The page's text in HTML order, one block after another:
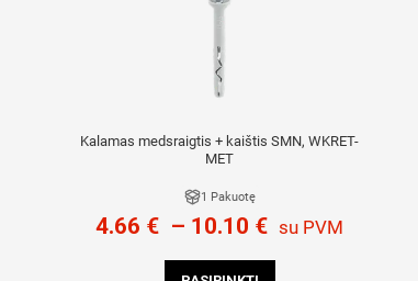
Kalamas medsraigtis + kaištis SMN, WKRET-
MET
1 Pakuotę
4.66 € – 10.10 € su PVM